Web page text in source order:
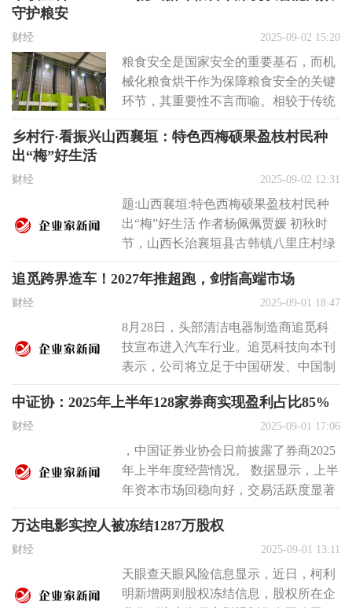
守护粮安
财经 2025-09-02 15:20
粮食安全是国家安全的重要基石，而机
械化粮食烘干作为保障粮食安全的关键
环节，其重要性不言而喻。相较于传统
大幅...
乡村行·看振兴山西襄垣：特色西梅硕果盈枝村民种
出“梅”好生活
财经 2025-09-02 12:31
题:山西襄垣:特色西梅硕果盈枝村民种
出“梅”好生活 作者杨佩佩贾媛 初秋时
节，山西长治襄垣县古韩镇八里庄村绿
追觅跨界造车！2027年推超跑，剑指高端市场
财经 2025-09-01 18:47
8月28日，头部清洁电器制造商追觅科
技宣布进入汽车行业。追觅科技向本刊
表示，公司将立足于中国研发、中国制
品...
中证协：2025年上半年128家券商实现盈利占比85%
财经 2025-09-01 17:06
，中国证券业协会日前披露了券商2025
年上半年度经营情况。 数据显示，上半
年资本市场回稳向好，交易活跃度显著
万达电影实控人被冻结1287万股权
财经 2025-09-01 13:11
天眼查天眼风险信息显示，近日，柯利
明新增两则股权冻结信息，股权所在企